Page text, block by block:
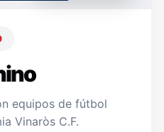
equipos de fútbol
Vinaròs C.F.